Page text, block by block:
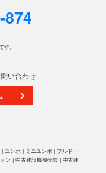
874
。
い合わせ
ユンボ | ミニユンボ | ブルドー
ン | 中古建設機械売買 | 中古建